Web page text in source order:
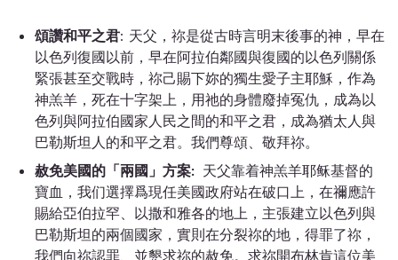
頌讚和平之君: 天父，祢是從古時言明末後事的神，早在
以色列復國以前，早在阿拉伯鄰國與復國的以色列關係
緊張甚至交戰時，祢己賜下妳的獨生愛子主耶穌，作為
神羔羊，死在十字架上，用祂的身體廢掉冤仇，成為以
色列與阿拉伯國家人民之間的和平之君，成為猶太人與
巴勒斯坦人的和平之君。我們尊頌、敬拜祢。
赦免美國的「兩國」方案: 天父靠着神羔羊耶稣基督的
寶血，我们選擇爲現任美國政府站在破口上，在禰應許
賜給亞伯拉罕、以撒和雅各的地上，主張建立以色列與
巴勒斯坦的兩個國家，實則在分裂祢的地，得罪了祢，
我們向祢認罪、並懇求祢的赦免。求祢開布林肯這位美